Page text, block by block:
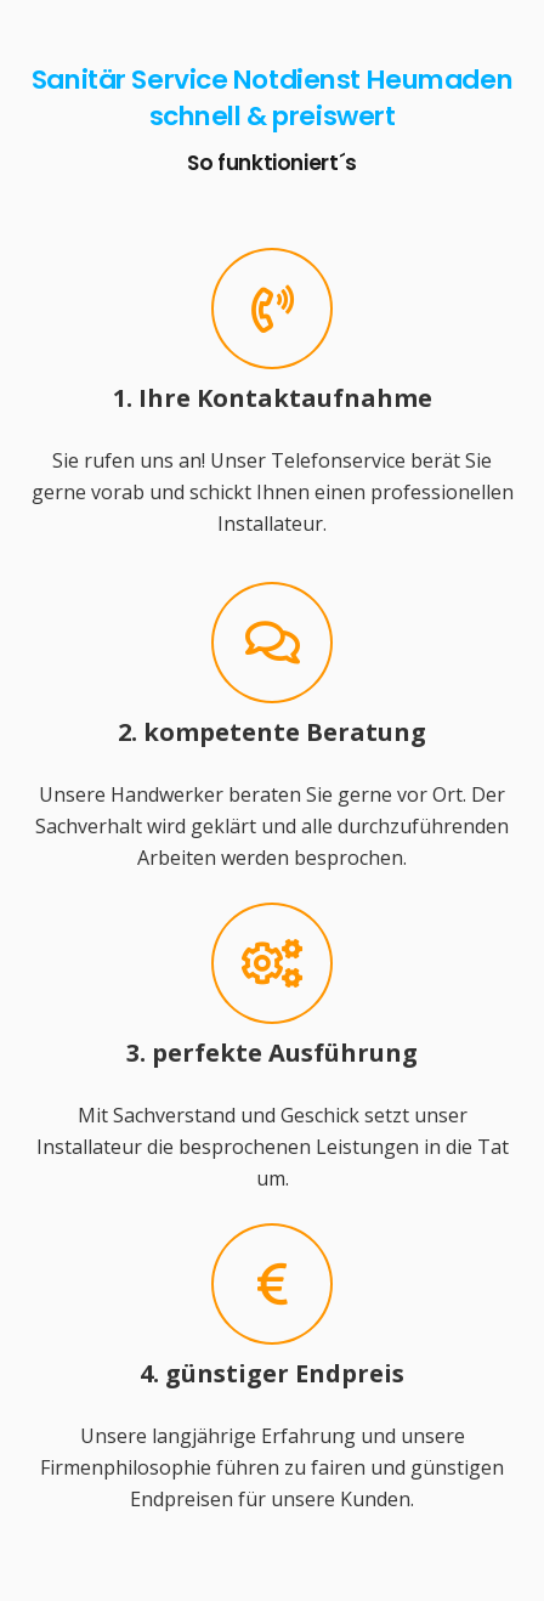
Sanitär Service Notdienst Heumaden
schnell & preiswert
So funktioniert´s
1. Ihre Kontaktaufnahme
Sie rufen uns an! Unser Telefonservice berät Sie
gerne vorab und schickt Ihnen einen professionellen
Installateur.
2. kompetente Beratung
Unsere Handwerker beraten Sie gerne vor Ort. Der
Sachverhalt wird geklärt und alle durchzuführenden
Arbeiten werden besprochen.
3. perfekte Ausführung
Mit Sachverstand und Geschick setzt unser
Installateur die besprochenen Leistungen in die Tat
um.
4. günstiger Endpreis
Unsere langjährige Erfahrung und unsere
Firmenphilosophie führen zu fairen und günstigen
Endpreisen für unsere Kunden.